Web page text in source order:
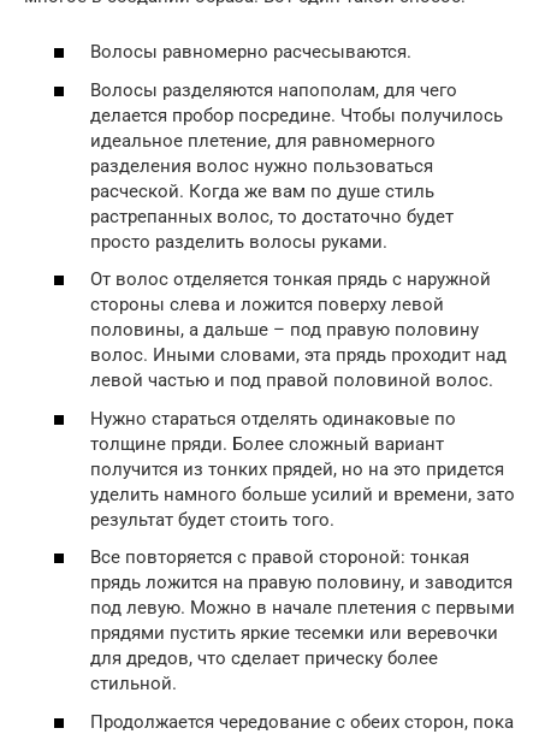
Волосы равномерно расчесываются.
Волосы разделяются напополам, для чего
делается пробор посредине. Чтобы получилось
идеальное плетение, для равномерного
разделения волос нужно пользоваться
расческой. Когда же вам по душе стиль
растрепанных волос, то достаточно будет
просто разделить волосы руками.
От волос отделяется тонкая прядь с наружной
стороны слева и ложится поверху левой
половины, а дальше – под правую половину
волос. Иными словами, эта прядь проходит над
левой частью и под правой половиной волос.
Нужно стараться отделять одинаковые по
толщине пряди. Более сложный вариант
получится из тонких прядей, но на это придется
уделить намного больше усилий и времени, зато
результат будет стоить того.
Все повторяется с правой стороной: тонкая
прядь ложится на правую половину, и заводится
под левую. Можно в начале плетения с первыми
прядями пустить яркие тесемки или веревочки
для дредов, что сделает прическу более
стильной.
Продолжается чередование с обеих сторон, пока